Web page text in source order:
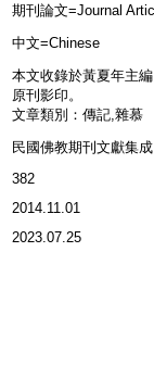
期刊論文=Journal
中文=Chinese
本文收錄於黃夏年主
原刊影印。
文章類別：傳記,雜慕
民國佛教期刊文獻集
382
2014.11.01
2023.07.25